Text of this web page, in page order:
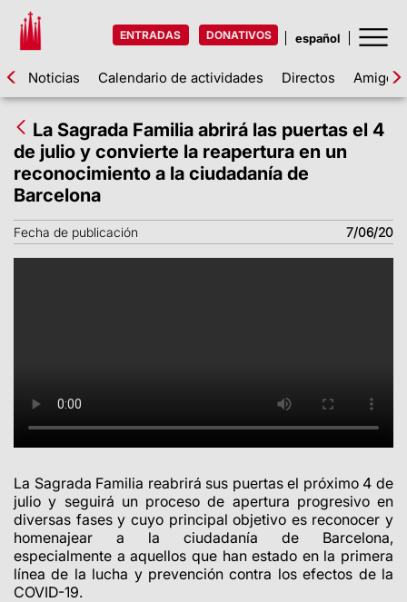
ENTRADAS DONATIVOS
Noticias Calendario de actividades Directos Amigos
La Sagrada Familia abrirá las puertas el 4
de julio y convierte la reapertura en un
reconocimiento a la ciudadanía de
Barcelona
Fecha de publicación 7/06/20
La Sagrada Familia reabrirá sus puertas el próximo 4 de
julio y seguirá un proceso de apertura progresivo en
diversas fases y cuyo principal objetivo es reconocer y
homenajear a la ciudadanía de Barcelona,
especialmente a aquellos que han estado en la primera
línea de la lucha y prevención contra los efectos de la
COVID-19.